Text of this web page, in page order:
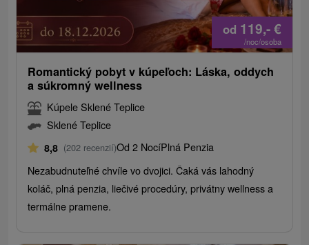
od 119,-€
/noc/osoba
Romantický pobyt v kúpeľoch: Láska, oddych
a súkromný wellness
Kúpele Sklené Teplice
Sklené Teplice
8,8 (202 recenzií)Od 2 NocíPlná Penzia
Nezabudnuteľné chvíle vo dvojici. Čaká vás lahodný
koláč, plná penzia, liečivé procedúry, privátny wellness a
termálne pramene.